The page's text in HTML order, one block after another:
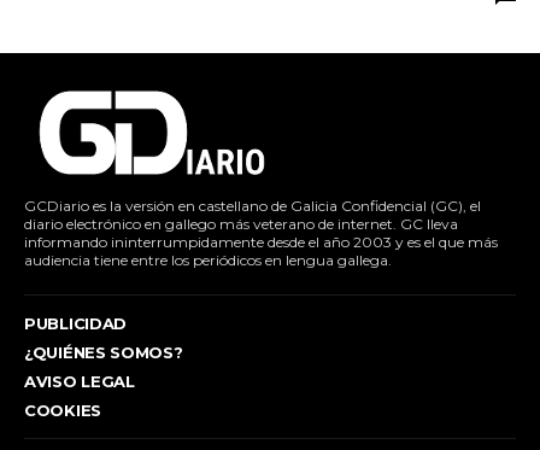
GCDiario es la versión en castellano de Galicia Confidencial (GC), el
diario electrónico en gallego más veterano de internet. GC lleva
informando ininterrumpidamente desde el año 2003 y es el que más
audiencia tiene entre los periódicos en lengua gallega.
PUBLICIDAD
¿QUIÉNES SOMOS?
AVISO LEGAL
COOKIES